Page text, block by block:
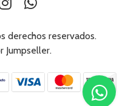
derechos reservados.
Jumpseller.